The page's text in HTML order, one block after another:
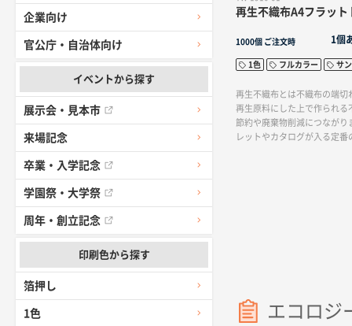
企業向け
官公庁・自治体向け
イベントから探す
展示会・見本市
来場記念
卒業・入学記念
学園祭・大学祭
周年・創立記念
印刷色から探す
箔押し
1色
再生不織布A4フラット
1000個 ご注文時 1個
1色 フルカラー サ
再生不織布とは不織布の端切
再生原料にした上で作られる
節約や廃棄物削減につながり
レットやカタログが入る定番
エコロジ